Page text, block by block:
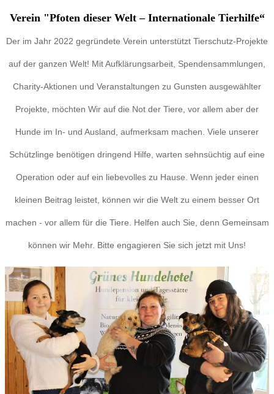
Verein "Pfoten dieser Welt – Internationale Tierhilfe“
Der im Jahr 2022 gegründete Verein unterstützt Tierschutz-Projekte
auf der ganzen Welt! Mit Aufklärungsarbeit, Spendensammlungen,
Charity-Aktionen und Veranstaltungen zu Gunsten ausgewählter
Projekte, möchten Wir auf die Not der Tiere, vor allem aber der
Hunde im In- und Ausland, aufmerksam machen. Viele unserer
Schützlinge benötigen dringend Hilfe, warten sehnsüchtig auf eine
Operation oder auf ein liebevolles zu Hause. Wenn jeder einen
kleinen Beitrag leistet, können wir die Welt zu einem besser Ort
machen - vor allem für die Tiere. Helfen auch Sie, denn Gemeinsam
können wir Mehr. Bitte engagieren Sie sich jetzt mit Uns!